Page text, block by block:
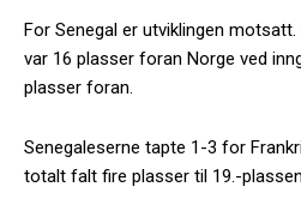
For Senegal er utviklingen
var 16 plasser foran Norge ved
plasser foran.
Senegaleserne tapte 1-3 for
totalt falt fire plasser til 19.-plassen.